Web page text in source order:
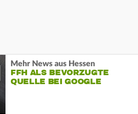
Mehr News aus Hessen
FFH ALS BEVORZUGTE
QUELLE BEI GOOGLE